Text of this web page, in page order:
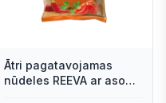
Ātri pagatavojamas
nūdeles REEVA ar aso